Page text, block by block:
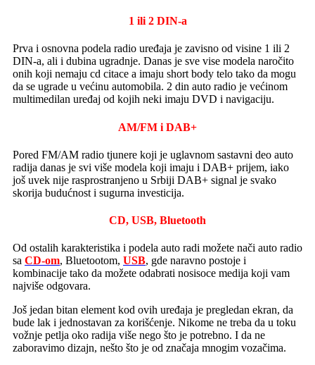
1 ili 2 DIN-a
Prva i osnovna podela radio uređaja je zavisno od visine 1 ili 2
DIN-a, ali i dubina ugradnje. Danas je sve vise modela naročito
onih koji nemaju cd citace a imaju short body telo tako da mogu
da se ugrade u većinu automobila. 2 din auto radio je većinom
multimedilan uređaj od kojih neki imaju DVD i navigaciju.
AM/FM i DAB+
Pored FM/AM radio tjunere koji je uglavnom sastavni deo auto
radija danas je svi više modela koji imaju i DAB+ prijem, iako
još uvek nije rasprostranjeno u Srbiji DAB+ signal je svako
skorija budućnost i sugurna investicija.
CD, USB, Bluetooth
Od ostalih karakteristika i podela auto radi možete nači auto radio
sa CD-om, Bluetootom, USB, gde naravno postoje i
kombinacije tako da možete odabrati nosisoce medija koji vam
najviše odgovara.
Još jedan bitan element kod ovih uređaja je pregledan ekran, da
bude lak i jednostavan za korišćenje. Nikome ne treba da u toku
vožnje petlja oko radija više nego što je potrebno. I da ne
zaboravimo dizajn, nešto što je od značaja mnogim vozačima.